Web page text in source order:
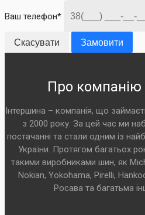
Ваш телефон*
Скасувати Замовити
Про компанію
Інтершина – компанія, що
з 2000 року. За цей час ми
постачанні та стали одним із
України. Протягом багатьох
такими виробниками шин, як
Nokian, Yokohama, Pirelli,
Росава та багатьма